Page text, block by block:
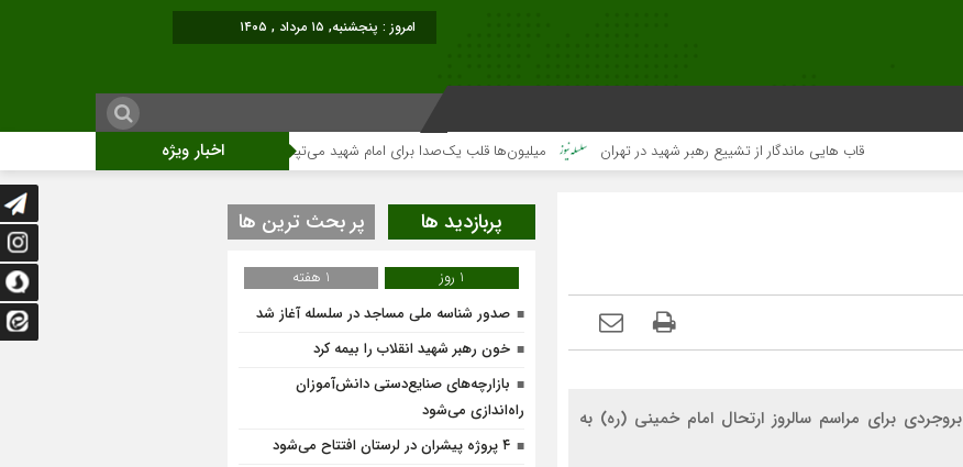
امروز : پنجشنبه, ۱۵ مرداد , ۱۴۰۵
اخبار ویژه قاب هایی ماندگار از تشییع رهبر شهید در تهران میلیون‌ها قلب یک‌صدا برای امام شهید می‌تپد نمایشگاه آثار هنری ویژه ارتحال امام (ره)برگزار
جانشین فرمانده ناحیه مقاومت بسیج بروجرد گفت: ۱۸۵ بروجردی برای مراسم سالروز ارتحال امام خمینی (ره) به
پربازدید ها پر بحث ترین ها
1 روز
1 هفته
صدور شناسه ملی مساجد در سلسله آغاز شد
خون رهبر شهید انقلاب را بیمه کرد
بازارچه‌های صنایع‌دستی دانش‌آموزان
راه‌اندازی می‌شود
۴ پروژه پیشران در لرستان افتتاح می‌شود